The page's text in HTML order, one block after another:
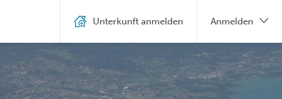
Unterkunft anmelden Anmelden